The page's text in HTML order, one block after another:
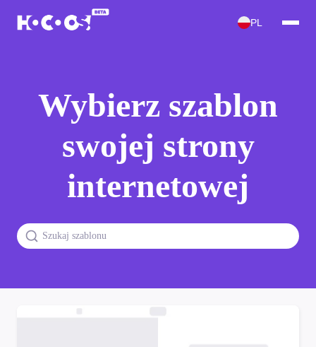
PL
Wybierz szablon
swojej strony
internetowej